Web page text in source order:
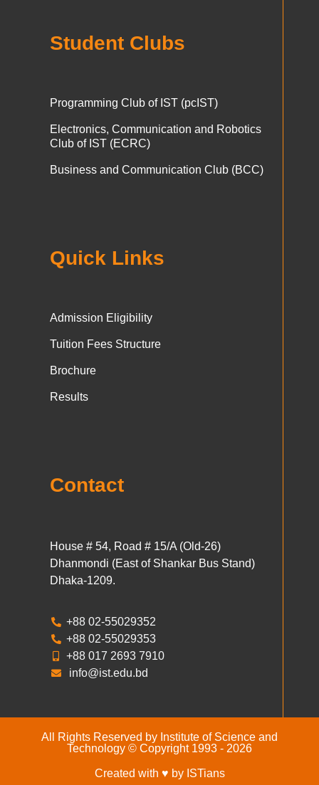
Student Clubs
Programming Club of IST (pcIST)
Electronics, Communication and Robotics
Club of IST (ECRC)
Business and Communication Club (BCC)
Quick Links
Admission Eligibility
Tuition Fees Structure
Brochure
Results
Contact
House # 54, Road # 15/A (Old-26)
Dhanmondi (East of Shankar Bus Stand)
Dhaka-1209.
+88 02-55029352
+88 02-55029353
+88 017 2693 7910
info@ist.edu.bd
All Rights Reserved by Institute of Science and
Technology © Copyright 1993 - 2026
Created with ♥ by ISTians